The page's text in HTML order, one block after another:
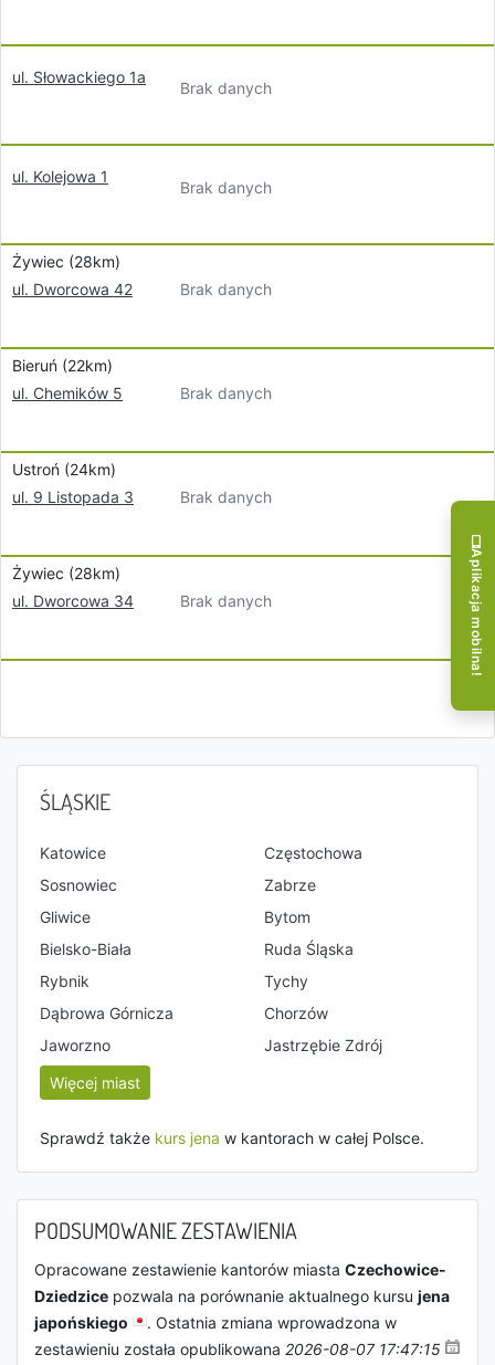
ul. Słowackiego 1a
Brak danych
ul. Kolejowa 1
Brak danych
Żywiec (28km)
ul. Dworcowa 42
Brak danych
Bieruń (22km)
ul. Chemików 5
Brak danych
Ustroń (24km)
ul. 9 Listopada 3
Brak danych
Żywiec (28km)
ul. Dworcowa 34
Brak danych
ŚLĄSKIE
Katowice
Częstochowa
Sosnowiec
Zabrze
Gliwice
Bytom
Bielsko-Biała
Ruda Śląska
Rybnik
Tychy
Dąbrowa Górnicza
Chorzów
Jaworzno
Jastrzębie Zdrój
Więcej miast
Sprawdź także kurs jena w kantorach w całej Polsce.
PODSUMOWANIE ZESTAWIENIA
Opracowane zestawienie kantorów miasta Czechowice-
Dziedzice pozwala na porównanie aktualnego kursu jena
japońskiego
. Ostatnia zmiana wprowadzona w
zestawieniu została opublikowana 2026-08-07 17:47:15
Aplikacja mobilna!